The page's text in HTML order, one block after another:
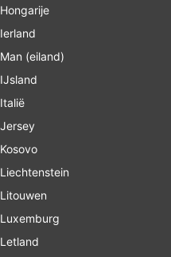
Hongarije
Ierland
Man (eiland)
IJsland
Italië
Jersey
Kosovo
Liechtenstein
Litouwen
Luxemburg
Letland